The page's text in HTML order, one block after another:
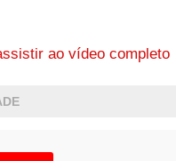
ao vídeo completo